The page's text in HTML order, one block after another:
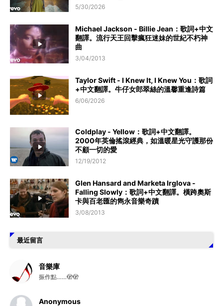
5/30/2026
Michael Jackson - Billie Jean：歌詞+中文
翻譯。流行天王回擊瘋狂迷妹的世紀不朽神
曲
3/04/2013
Taylor Swift - I Knew It, I Knew You：歌詞
+中文翻譯。牛仔女郎翠絲的溫馨重逢詩篇
6/06/2026
Coldplay - Yellow：歌詞+中文翻譯。
2000年英倫搖滾經典，如溫暖星光守護那份
不顧一切的愛
12/19/2012
Glen Hansard and Marketa Irglova -
Falling Slowly：歌詞+中文翻譯。橫跨奧斯
卡與百老匯的雋永音樂奇蹟
3/08/2013
最近留言
音樂庫
振作點……🫣🫣
Anonymous